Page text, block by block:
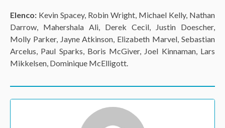
Elenco: Kevin Spacey, Robin Wright, Michael Kelly, Nathan
Darrow, Mahershala Ali, Derek Cecil, Justin Doescher,
Molly Parker, Jayne Atkinson, Elizabeth Marvel, Sebastian
Arcelus, Paul Sparks, Boris McGiver, Joel Kinnaman, Lars
Mikkelsen, Dominique McElligott.